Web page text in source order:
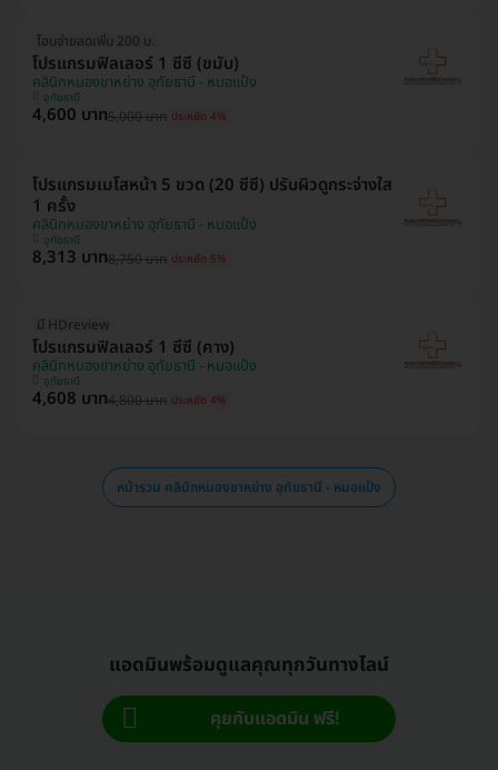
โอนจ่ายลดเพิ่ม 200 บ.
โปรแกรมฟิลเลอร์ 1 ซีซี (ขมับ)
คลินิกหนองขาหย่าง อุทัยธานี - หมอแป้ง
อุทัยธานี
4,600 บาท5,000 บาท ประหยัด 4%
โปรแกรมเมโสหน้า 5 ขวด (20 ซีซี) ปรับผิวดูกระจ่างใส
1 ครั้ง
คลินิกหนองขาหย่าง อุทัยธานี - หมอแป้ง
อุทัยธานี
8,313 บาท8,750 บาท ประหยัด 5%
มี HDreview
โปรแกรมฟิลเลอร์ 1 ซีซี (คาง)
คลินิกหนองขาหย่าง อุทัยธานี - หมอแป้ง
อุทัยธานี
4,608 บาท4,800 บาท ประหยัด 4%
หน้ารวม คลินิกหนองขาหย่าง อุทัยธานี - หมอแป้ง
แอดมินพร้อมดูแลคุณทุกวันทางไลน์
คุยกับแอดมิน ฟรี!